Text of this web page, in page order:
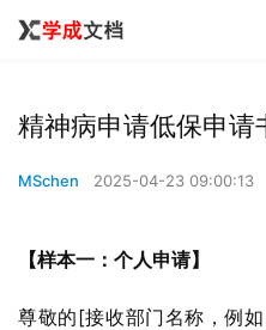
精神病申请低保申请
MSchen 2025-04-23 09:00:13
【样本一：个人申请】
尊敬的[接收部门名称，例